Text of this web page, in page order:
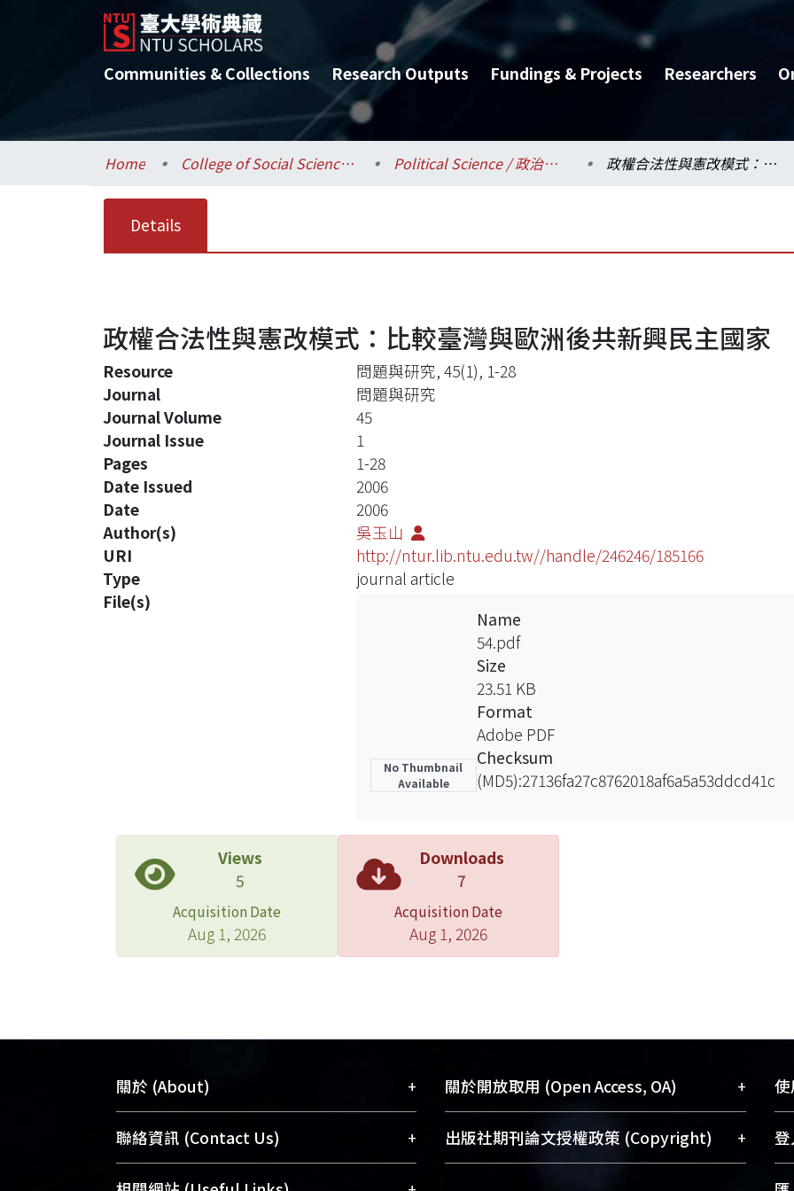
Communities & Collections Research Outputs Fundings & Projects Researchers
Home College of Social Sciences / 社會科學院 Political Science / 政治學系 政權合法性與憲改模式：比較臺灣與歐洲後共新興民主國家
Details
政權合法性與憲改模式：比較臺灣與歐洲後共新興民主國家
Resource
問題與研究, 45(1), 1-28
Journal
問題與研究
Journal Volume
45
Journal Issue
1
Pages
1-28
Date Issued
2006
Date
2006
Author(s)
吳玉山
URI
http://ntur.lib.ntu.edu.tw//handle/246246/185166
Type
journal article
File(s)
No Thumbnail
Available
Name
54.pdf
Size
23.51 KB
Format
Adobe PDF
Checksum
(MD5):27136fa27c8762018af6a5a53ddcd41c
Views
5
Acquisition Date
Aug 1, 2026
Downloads
7
Acquisition Date
Aug 1, 2026
關於 (About) +
臺大位居世界頂尖大學之列，為永久珍藏
及向國際展現本校豐碩的研究成果及學術
能量，圖書館整合機構典藏（NTUR）與學
聯絡資訊 (Contact Us) +
關於開放取用 (Open Access, OA) +
開放取用是從使用者角度提升資訊取用性
的社會運動，應用在學術研究上是透過將
出版社期刊論文授權政策 (Copyright) +